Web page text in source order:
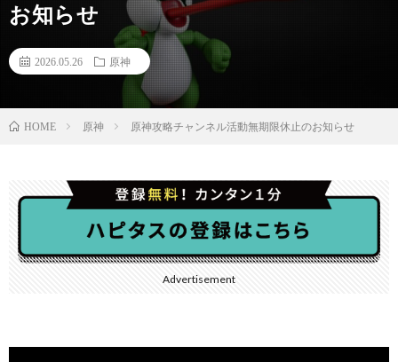
お知らせ
2026.05.26 原神
HOME 原神 原神攻略チャンネル活動無期限休止のお知らせ
Advertisement